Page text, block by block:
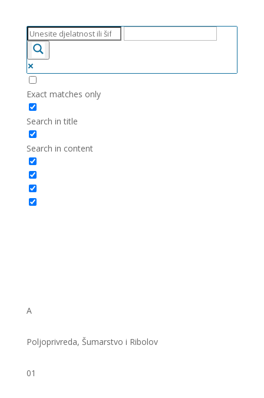
Exact matches only
Search in title
Search in content
A
Poljoprivreda, Šumarstvo i Ribolov
01